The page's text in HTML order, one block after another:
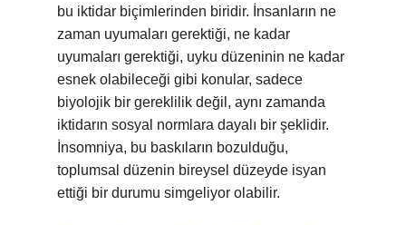
bu iktidar biçimlerinden biridir. İnsanların ne
zaman uyumaları gerektiği, ne kadar
uyumaları gerektiği, uyku düzeninin ne kadar
esnek olabileceği gibi konular, sadece
biyolojik bir gereklilik değil, aynı zamanda
iktidarın sosyal normlara dayalı bir şeklidir.
İnsomniya, bu baskıların bozulduğu,
toplumsal düzenin bireysel düzeyde isyan
ettiği bir durumu simgeliyor olabilir.